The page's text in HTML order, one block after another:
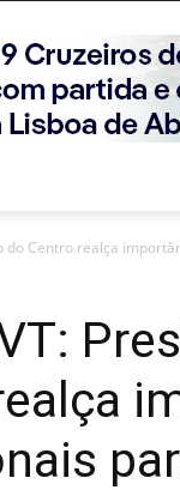
do Centro realça